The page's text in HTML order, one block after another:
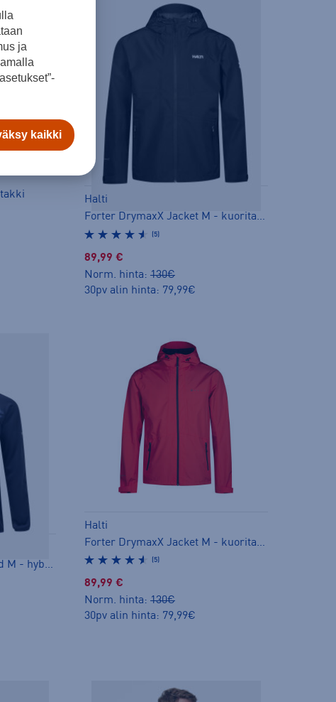
Halti
Forter DrymaxX Jacket M - kuoritakki
(5)
89,99 €
Norm. hinta: 130€
30pv alin hinta: 79,99€
Helium Down Hybrid Hood M - hybriditakki
Halti
Forter DrymaxX Jacket M - kuoritakki
(5)
89,99 €
Norm. hinta: 130€
30pv alin hinta: 79,99€
ja
kaikki